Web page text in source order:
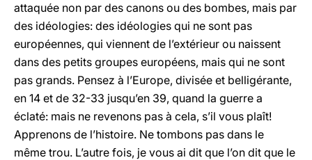
attaquée non par des canons ou des bombes, mais par
des idéologies: des idéologies qui ne sont pas
européennes, qui viennent de l’extérieur ou naissent
dans des petits groupes européens, mais qui ne sont
pas grands. Pensez à l’Europe, divisée et belligérante,
en 14 et de 32-33 jusqu’en 39, quand la guerre a
éclaté: mais ne revenons pas à cela, s’il vous plaît!
Apprenons de l’histoire. Ne tombons pas dans le
même trou. L’autre fois, je vous ai dit que l’on dit que le